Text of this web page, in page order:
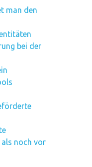
man den
bei der
noch vor